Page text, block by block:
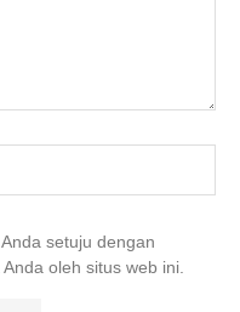
setuju dengan
oleh situs web ini.